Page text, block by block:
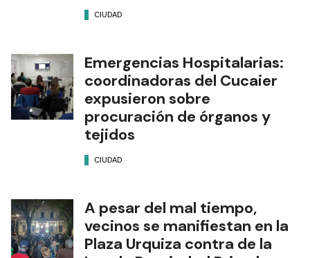
CIUDAD
Emergencias Hospitalarias:
coordinadoras del Cucaier
expusieron sobre
procuración de órganos y
tejidos
CIUDAD
A pesar del mal tiempo,
vecinos se manifiestan en la
Plaza Urquiza contra de la